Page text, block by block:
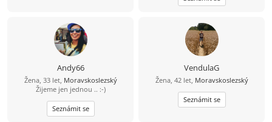
Andy66
Žena, 33 let, Moravskoslezský
Žijeme jen jednou .. :-)
Seznámit se
VendulaG
Žena, 42 let, Moravskoslezský
Seznámit se